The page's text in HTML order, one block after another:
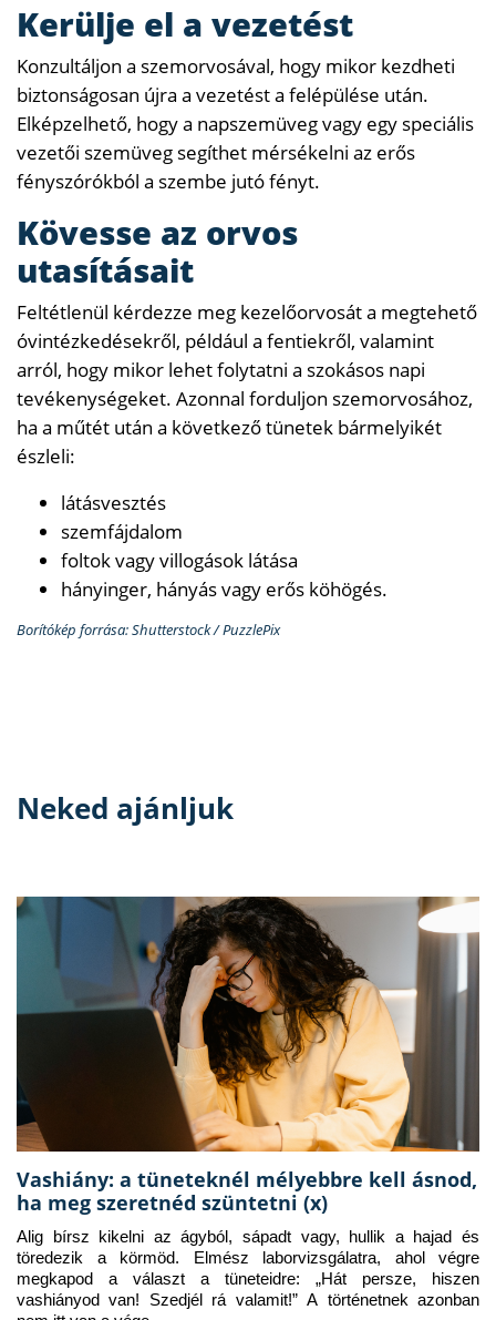
Kerülje el a vezetést
Konzultáljon a szemorvosával, hogy mikor kezdheti
biztonságosan újra a vezetést a felépülése után.
Elképzelhető, hogy a napszemüveg vagy egy speciális
vezetői szemüveg segíthet mérsékelni az erős
fényszórókból a szembe jutó fényt.
Kövesse az orvos
utasításait
Feltétlenül kérdezze meg kezelőorvosát a megtehető
óvintézkedésekről, például a fentiekről, valamint
arról, hogy mikor lehet folytatni a szokásos napi
tevékenységeket. Azonnal forduljon szemorvosához,
ha a műtét után a következő tünetek bármelyikét
észleli:
látásvesztés
szemfájdalom
foltok vagy villogások látása
hányinger, hányás vagy erős köhögés.
Borítókép forrása: Shutterstock / PuzzlePix
Neked ajánljuk
Vashiány: a tüneteknél mélyebbre kell ásnod,
ha meg szeretnéd szüntetni (x)
Alig bírsz kikelni az ágyból, sápadt vagy, hullik a hajad és
töredezik a körmöd. Elmész laborvizsgálatra, ahol végre
megkapod a választ a tüneteidre: „Hát persze, hiszen
vashiányod van! Szedjél rá valamit!” A történetnek azonban